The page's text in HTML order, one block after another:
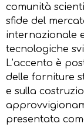
comunità
sfide del
internazionale
tecnologiche
L’accento è
delle forniture
e sulla
presentata